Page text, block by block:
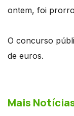
ontem, foi
O concurso
de euros.
Mais